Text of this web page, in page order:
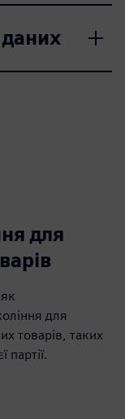
для
для
товарів, таких
партії.